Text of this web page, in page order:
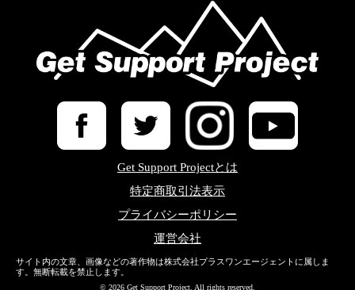
Get Support Projectとは
特定商取引法表示
プライバシーポリシー
運営会社
サイト内の文章、画像などの著作物は株式会社プラスワンエージェントに属しま
す。無断転載を禁止します。
© 2026 Get Support Project. All rights reserved.